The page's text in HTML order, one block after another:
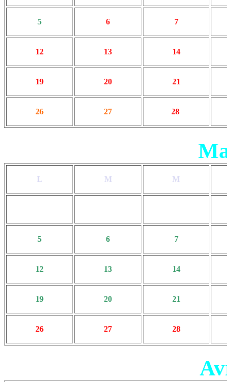
5 6 7
12 13 14
19 20 21
26 27 28
L M M
5 6 7
12 13 14
19 20 21
26 27 28